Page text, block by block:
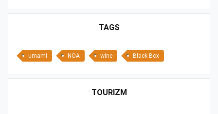
TAGS
umami NOA wine Black Box
TOURIZM